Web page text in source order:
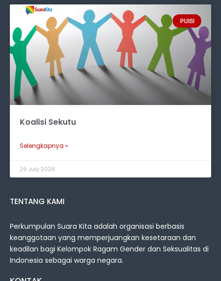
PUISI
Koalisi Sekutu
Selengkapnya »
29 July 2026
TENTANG KAMI
Perkumpulan Suara Kita adalah organisasi berbasis
keanggotaan yang memperjuangkan kesetaraan dan
keadilan bagi Kelompok Ragam Gender dan Seksualitas di
Indonesia sebagai warga negara.